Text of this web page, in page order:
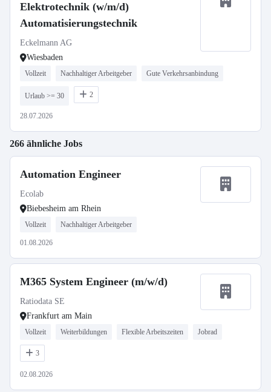
Elektrotechnik (w/m/d)
Automatisierungstechnik
Eckelmann AG
Wiesbaden
Vollzeit Nachhaltiger Arbeitgeber Gute Verkehrsanbindung
Urlaub >= 30 2
28.07.2026
266 ähnliche Jobs
Automation Engineer
Ecolab
Biebesheim am Rhein
Vollzeit Nachhaltiger Arbeitgeber
01.08.2026
M365 System Engineer (m/w/d)
Ratiodata SE
Frankfurt am Main
Vollzeit Weiterbildungen Flexible Arbeitszeiten Jobrad
3
02.08.2026